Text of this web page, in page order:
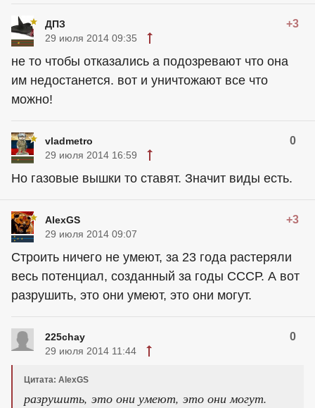
ДПЗ +3
29 июля 2014 09:35
не то чтобы отказались а подозревают что она
им недостанется. вот и уничтожают все что
можно!
vladmetro 0
29 июля 2014 16:59
Но газовые вышки то ставят. Значит виды есть.
AlexGS +3
29 июля 2014 09:07
Строить ничего не умеют, за 23 года растеряли
весь потенциал, созданный за годы СССР. А вот
разрушить, это они умеют, это они могут.
225chay 0
29 июля 2014 11:44
Цитата: AlexGS
разрушить, это они умеют, это они могут.